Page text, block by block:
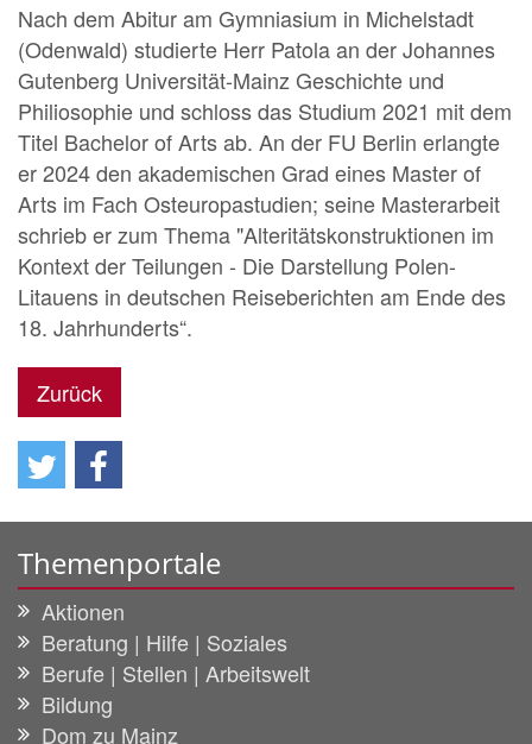
Nach dem Abitur am Gymniasium in Michelstadt
(Odenwald) studierte Herr Patola an der Johannes
Gutenberg Universität-Mainz Geschichte und
Philiosophie und schloss das Studium 2021 mit dem
Titel Bachelor of Arts ab. An der FU Berlin erlangte
er 2024 den akademischen Grad eines Master of
Arts im Fach Osteuropastudien; seine Masterarbeit
schrieb er zum Thema "Alteritätskonstruktionen im
Kontext der Teilungen - Die Darstellung Polen-
Litauens in deutschen Reiseberichten am Ende des
18. Jahrhunderts“.
Zurück
Themenportale
Aktionen
Beratung | Hilfe | Soziales
Berufe | Stellen | Arbeitswelt
Bildung
Dom zu Mainz